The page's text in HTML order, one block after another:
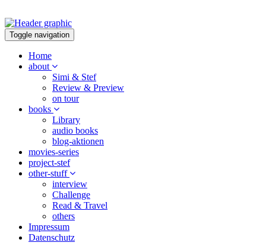
Toggle navigation
Home
about
Simi & Stef
Review & Preview
on tour
books
Library
audio books
blog-aktionen
movies-series
project-stef
other-stuff
interview
Challenge
Read & Travel
others
Impressum
Datenschutz